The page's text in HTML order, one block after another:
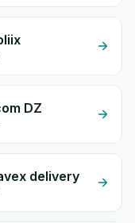
DZ
delivery